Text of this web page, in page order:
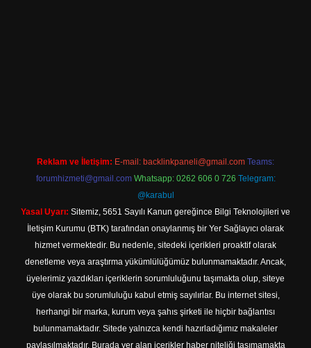
Reklam ve İletişim: E-mail: backlinkpaneli@gmail.com Teams:
forumhizmeti@gmail.com Whatsapp: 0262 606 0 726 Telegram:
@karabul
Yasal Uyarı: Sitemiz, 5651 Sayılı Kanun gereğince Bilgi Teknolojileri ve
İletişim Kurumu (BTK) tarafından onaylanmış bir Yer Sağlayıcı olarak
hizmet vermektedir. Bu nedenle, sitedeki içerikleri proaktif olarak
denetleme veya araştırma yükümlülüğümüz bulunmamaktadır. Ancak,
üyelerimiz yazdıkları içeriklerin sorumluluğunu taşımakta olup, siteye
üye olarak bu sorumluluğu kabul etmiş sayılırlar. Bu internet sitesi,
herhangi bir marka, kurum veya şahıs şirketi ile hiçbir bağlantısı
bulunmamaktadır. Sitede yalnızca kendi hazırladığımız makaleler
paylaşılmaktadır. Burada yer alan içerikler haber niteliği taşımamakta